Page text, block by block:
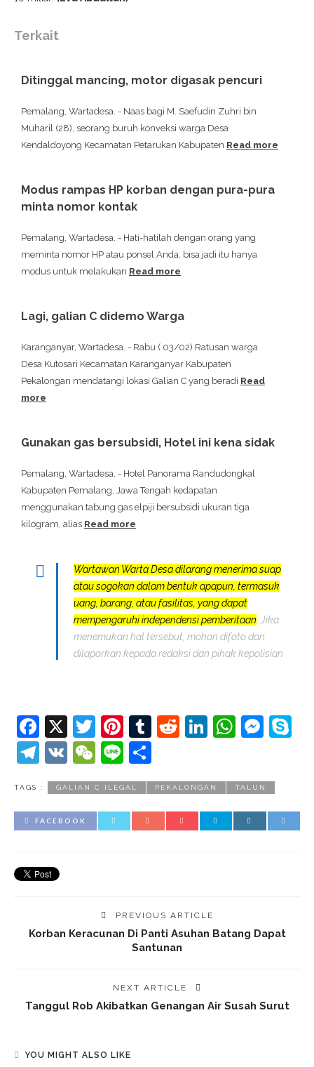
Terkait
Ditinggal mancing, motor digasak pencuri
Pemalang, Wartadesa. - Naas bagi M. Saefudin Zuhri bin
Muharil (28), seorang buruh konveksi warga Desa
Kendaldoyong Kecamatan Petarukan Kabupaten Read more
Modus rampas HP korban dengan pura-pura
minta nomor kontak
Pemalang, Wartadesa. - Hati-hatilah dengan orang yang
meminta nomor HP atau ponsel Anda, bisa jadi itu hanya
modus untuk melakukan Read more
Lagi, galian C didemo Warga
Karanganyar, Wartadesa. - Rabu ( 03/02) Ratusan warga
Desa Kutosari Kecamatan Karanganyar Kabupaten
Pekalongan mendatangi lokasi Galian C yang beradi Read
more
Gunakan gas bersubsidi, Hotel ini kena sidak
Pemalang, Wartadesa. - Hotel Panorama Randudongkal
Kabupaten Pemalang, Jawa Tengah kedapatan
menggunakan tabung gas elpiji bersubsidi ukuran tiga
kilogram, alias Read more
Wartawan Warta Desa dilarang menerima suap
atau sogokan dalam bentuk apapun, termasuk
uang, barang, atau fasilitas, yang dapat
mempengaruhi independensi pemberitaan. Jika
menemukan hal tersebut, mohon difoto dan
dilaporkan kepada redaksi dan pihak kepolisian
Facebook
X Twitter
Pinterest
Tumblr
Reddit
LinkedIn
Telegram
VK WeChat
Line
TAGS : GALIAN C ILEGAL PEKALONGAN TALUN
FACEBOOK
PREVIOUS ARTICLE
Korban Keracunan Di Panti Asuhan Batang Dapat
Santunan
NEXT ARTICLE
Tanggul Rob Akibatkan Genangan Air Susah Surut
YOU MIGHT ALSO LIKE